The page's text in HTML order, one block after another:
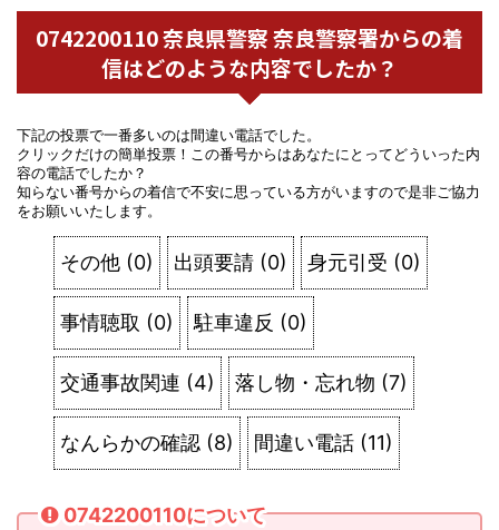
0742200110 奈良県警察 奈良警察署からの着
信はどのような内容でしたか？
下記の投票で一番多いのは間違い電話でした。
クリックだけの簡単投票！この番号からはあなたにとってどういった内
容の電話でしたか？
知らない番号からの着信で不安に思っている方がいますので是非ご協力
をお願いいたします。
その他 (0) 出頭要請 (0) 身元引受 (0)
事情聴取 (0) 駐車違反 (0)
交通事故関連 (4) 落し物・忘れ物 (7)
なんらかの確認 (8) 間違い電話 (11)
0742200110について